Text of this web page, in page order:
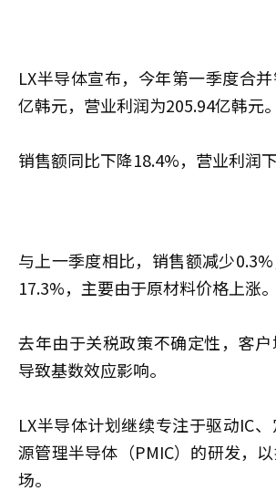
LX半导体宣布，今年第一季度合
亿韩元，营业利润为205.94亿韩元。
销售额同比下降18.4%，营业利润
与上一季度相比，销售额减少
17.3%，主要由于原材料价格上涨。
去年由于关税政策不确定性，客户
导致基数效应影响。
LX半导体计划继续专注于驱动IC
源管理半导体（PMIC）的研发，
场。